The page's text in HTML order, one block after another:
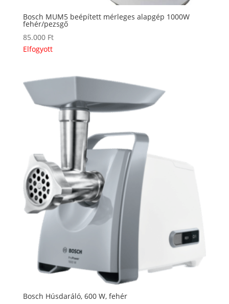
Bosch MUM5 beépített mérleges alapgép 1000W
fehér/pezsgő
85.000 Ft
Elfogyott
Bosch Húsdaráló, 600 W, fehér